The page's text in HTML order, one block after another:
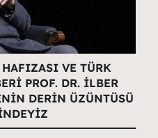
VE TÜRK
PROF. DR. İLBER
DERİN ÜZÜNTÜSÜ